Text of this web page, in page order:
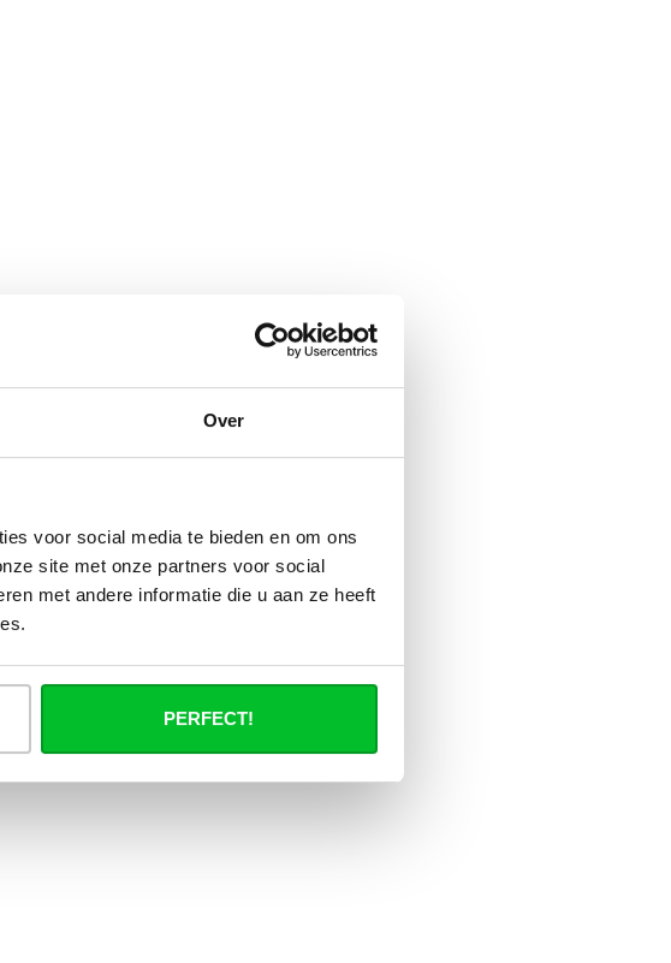
Over
voor social media te bieden en om ons
site met onze partners voor social
met andere informatie die u aan ze heeft
PERFECT!